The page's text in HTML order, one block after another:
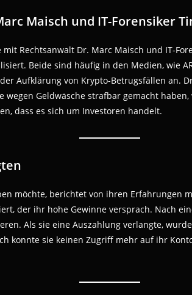
Maisch und IT-Forensiker
Rechtsanwalt Dr. Marc Maisch und IT-
Beide sind häufig in den Medien, wie
Aufklärung von Krypto-Betrugsfällen an.
wegen Geldwäsche strafbar gemacht
dass es sich um Investoren handelt.
möchte, berichtet von ihren Erfahrungen
der ihr hohe Gewinne versprach. Nach
Als sie eine Auszahlung verlangte,
konnte sie keinen Zugriff mehr auf ihr